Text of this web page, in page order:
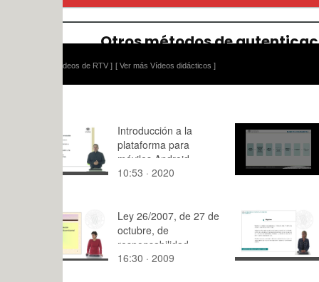
[ Ver más Vídeos didácticos ]
Introducción a la
plataforma para
móviles Android
(2020)
10:53 · 2020
Deberes
3:24 · 2022
Ley 26/2007, de 27 de
octubre, de
responsabilidad
ambiental - Parte II
16:30 · 2009
La
en el
contexto
elementos
4:27 · 2010